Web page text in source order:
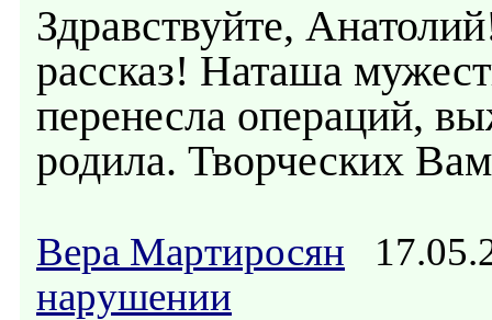
Здравствуйте,
рассказ! Наташа
перенесла операций,
родила. Творческих
Вера Мартиросян
нарушении